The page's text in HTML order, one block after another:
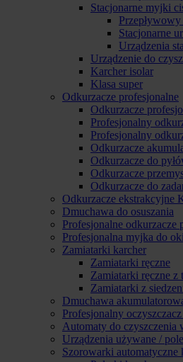
Stacjonarne myjki
Stacjonarne
Urządzenia
Urządzenie do
Karcher isolar
Klasa super
Odkurzacze profesjonalne
Odkurzacze
Profesjonalny
Profesjonalny
Odkurzacze
Odkurzacze do
Odkurzacze
Odkurzacze do
Odkurzacze ekstrakcyjne
Dmuchawa do osuszania
Profesjonalne odkurzacze
Profesjonalna myjka do
Zamiatarki karcher
Zamiatarki ręczne
Zamiatarki ręczne z
Zamiatarki z
Dmuchawa
Profesjonalny
Automaty do czyszczenia
Urządzenia używane /
Szorowarki automatyczne